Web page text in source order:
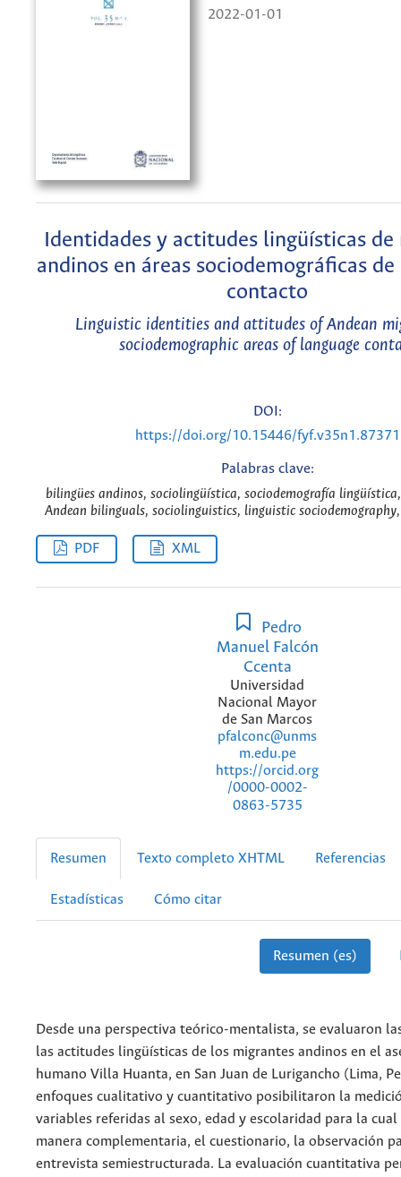
2022-01-01
Identidades y actitudes lingüísticas de
andinos en áreas sociodemográficas de
contacto
Linguistic identities and attitudes of Andean
sociodemographic areas of language
DOI:
https://doi.org/10.15446/fyf.v35n1.87371
Palabras clave:
bilingües andinos, sociolingüística, sociodemografía
Andean bilinguals, sociolinguistics, linguistic
PDF XML
Pedro
Manuel Falcón
Ccenta
Universidad
Nacional Mayor
de San Marcos
pfalconc@unms
m.edu.pe
https://orcid.org
/0000-0002-
0863-5735
Resumen Texto completo XHTML Referencias
Estadísticas Cómo citar
Resumen (es)
Desde una perspectiva teórico-mentalista, se evaluaron
las actitudes lingüísticas de los migrantes andinos en el
humano Villa Huanta, en San Juan de Lurigancho (Lima,
enfoques cualitativo y cuantitativo posibilitaron la
variables referidas al sexo, edad y escolaridad para la
manera complementaria, el cuestionario, la observación
entrevista semiestructurada. La evaluación cuantitativa